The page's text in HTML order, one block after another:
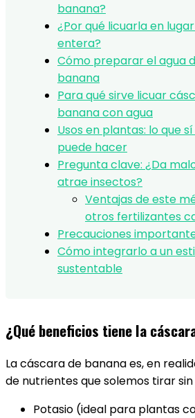
banana?
¿Por qué licuarla en
entera?
Cómo preparar el agua
banana
Para qué sirve licuar
banana con agua
Usos en plantas: lo que
puede hacer
Pregunta clave: ¿Da
atrae insectos?
Ventajas de este
otros fertilizantes
Precauciones
Cómo integrarlo a un
sustentable
¿Qué beneficios tiene la
La cáscara de banana es, en
de nutrientes que solemos tirar
Potasio (ideal para plantas